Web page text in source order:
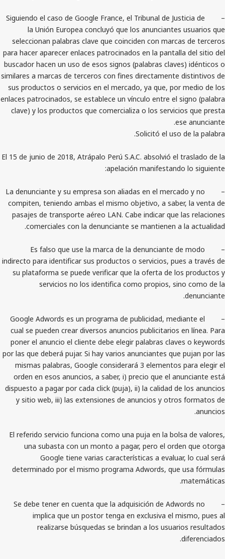
– Siguiendo el caso de Google France, el Tribunal de
la Unión Europea concluyó que los
seleccionan palabras clave que coinciden con
para hacer aparecer enlaces patrocinados en la
buscador hacen un uso de esos signos (palabras
similares a marcas de terceros con fines
sus productos o servicios en el mercado, ya que,
enlaces patrocinados, se establece un vínculo entre el
clave) y los productos que comercializa o los
Solicitó el
El 15 de junio de 2018, Atrápalo Perú S.A.C. absolvió
apelación
– La denunciante y su empresa son aliadas en el
compiten, teniendo ambas el mismo objetivo, a
pasajes de transporte aéreo LAN. Cabe indicar que
comerciales con la denunciante se mantienen
– Es falso que use la marca de la denunciante
indirecto para identificar sus productos o servicios,
su plataforma se puede verificar que la oferta de
servicios no los identifica como propios,
– Google Adwords es un programa de publicidad,
cual se pueden crear diversos anuncios publicitarios
poner el anuncio el cliente debe elegir palabras
por las que deberá pujar. Si hay varios anunciantes
mismas palabras, Google considerará 3
orden en esos anuncios, a saber, i) precio que el
dispuesto a pagar por cada click (puja), ii) la calidad
y sitio web, iii) las extensiones de anuncios y
El referido servicio funciona como una puja en la
una subasta con un monto a pagar, pero el
Google tiene varias características a
determinado por el mismo programa Adwords,
– Se debe tener en cuenta que la adquisición de
implica que un postor tenga en exclusiva el
realizarse búsquedas se brindan a los